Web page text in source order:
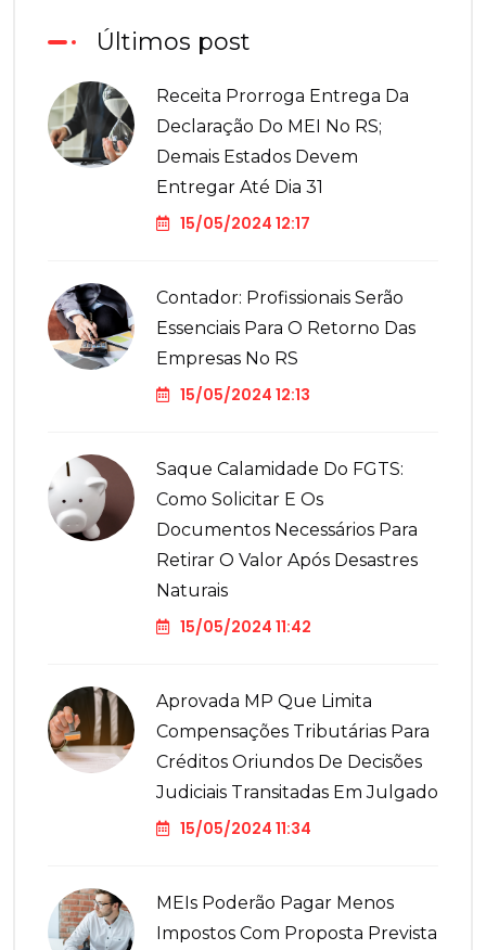
Últimos post
Receita Prorroga Entrega Da
Declaração Do MEI No RS;
Demais Estados Devem
Entregar Até Dia 31
15/05/2024 12:17
Contador: Profissionais Serão
Essenciais Para O Retorno Das
Empresas No RS
15/05/2024 12:13
Saque Calamidade Do FGTS:
Como Solicitar E Os
Documentos Necessários Para
Retirar O Valor Após Desastres
Naturais
15/05/2024 11:42
Aprovada MP Que Limita
Compensações Tributárias Para
Créditos Oriundos De Decisões
Judiciais Transitadas Em Julgado
15/05/2024 11:34
MEIs Poderão Pagar Menos
Impostos Com Proposta Prevista